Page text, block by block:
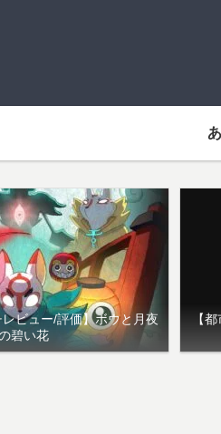
レビュー/評価】ボウと月夜
碧い花
【